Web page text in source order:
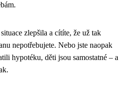
zlepšila a cítíte, že už tak
nepotřebujete. Nebo jste naopak
hypotéku, děti jsou samostatné – a